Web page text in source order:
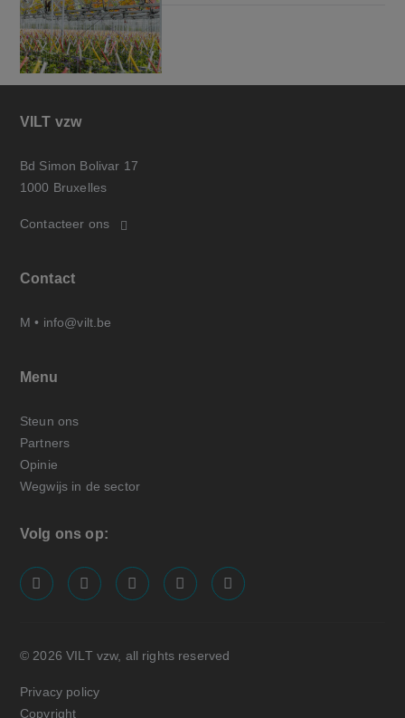
VILT vzw
Bd Simon Bolivar 17
1000 Bruxelles
Contacteer ons
Contact
M • info@vilt.be
Menu
Steun ons
Partners
Opinie
Wegwijs in de sector
Volg ons op:
screenreader.visit us on our facebook page: https://
screenreader.visit us on our linkedin page:
screenreader.visit us on our
screenreader.visit us on our x
screenreader.visit us on
© 2026 VILT vzw, all rights reserved
Privacy policy
Copyright